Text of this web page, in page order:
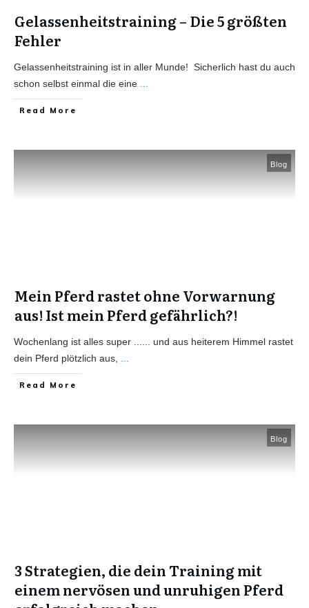
Gelassenheitstraining – Die 5 größten
Fehler
Gelassenheitstraining ist in aller Munde! ​Sicherlich hast du auch
schon selbst einmal die eine ...
Read More
Blog
Mein Pferd rastet ohne Vorwarnung
aus! Ist mein Pferd gefährlich?!
Wochenlang ist alles super​ ...​​... und aus heiterem Himmel rastet
dein Pferd plötzlich aus, ...
Read More
Blog
3 Strategien, die dein Training mit
einem nervösen und unruhigen Pferd